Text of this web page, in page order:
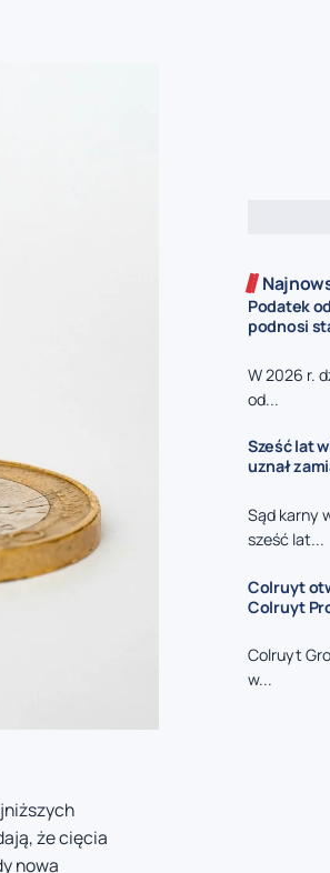
że cięcia
nowa
Podatek
podnosi
W 2026 r.
od...
Sześć lat
uznał
Sąd karny
sześć lat...
Colruyt
Colruyt
Colruyt
w...